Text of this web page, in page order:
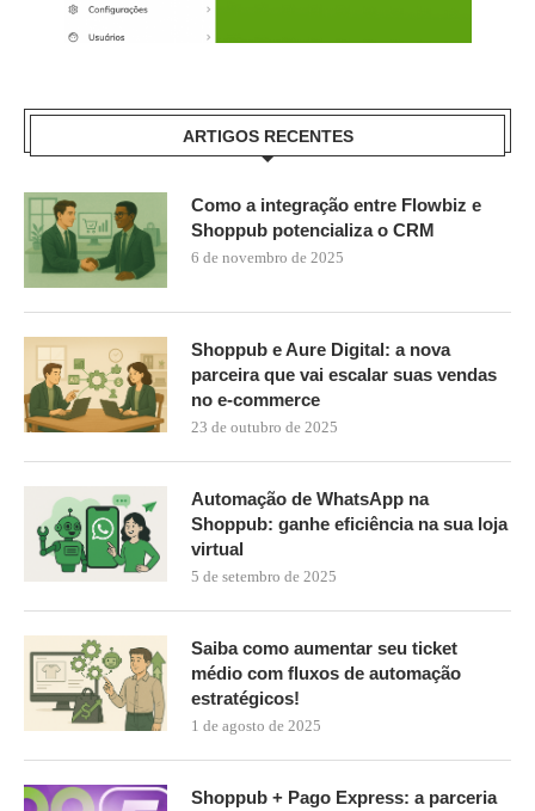
ARTIGOS RECENTES
Como a integração entre Flowbiz e
Shoppub potencializa o CRM
6 de novembro de 2025
Shoppub e Aure Digital: a nova
parceira que vai escalar suas vendas
no e-commerce
23 de outubro de 2025
Automação de WhatsApp na
Shoppub: ganhe eficiência na sua loja
virtual
5 de setembro de 2025
Saiba como aumentar seu ticket
médio com fluxos de automação
estratégicos!
1 de agosto de 2025
Shoppub + Pago Express: a parceria